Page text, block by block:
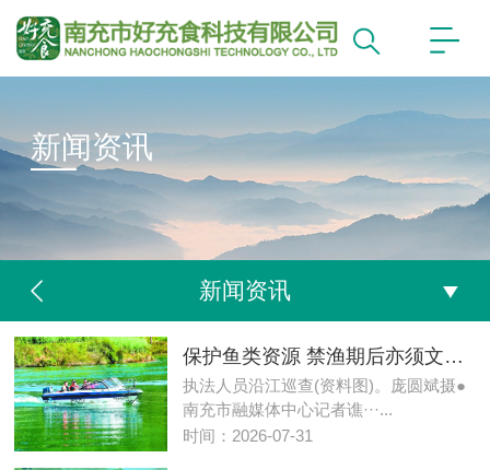
新闻资讯
新闻资讯
保护鱼类资源 禁渔期后亦须文明垂钓
执法人员沿江巡查(资料图)。庞圆斌摄●
南充市融媒体中心记者谯···...
时间：2026-07-31